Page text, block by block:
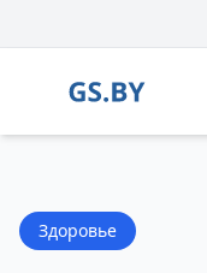
Здоровье